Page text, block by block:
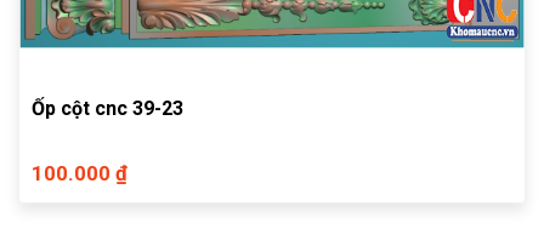
Ốp cột cnc 39-23
100.000 ₫